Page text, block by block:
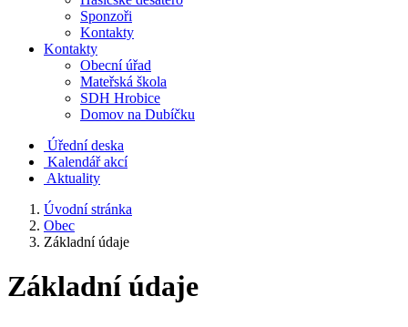
Sponzoři
Kontakty
Kontakty
Obecní úřad
Mateřská škola
SDH Hrobice
Domov na Dubíčku
Úřední deska
Kalendář akcí
Aktuality
Úvodní stránka
Obec
Základní údaje
Základní údaje